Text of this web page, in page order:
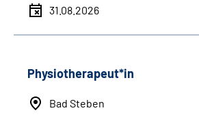
31.08.2026
Physiotherapeut*in
Bad Steben